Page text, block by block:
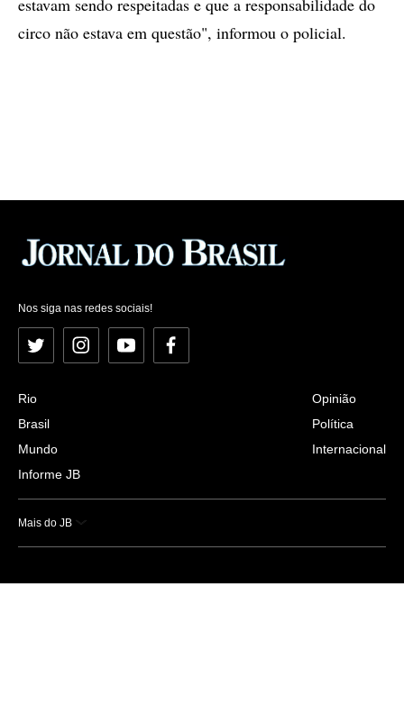
estavam sendo respeitadas e que a responsabilidade do
circo não estava em questão", informou o policial.
Nos siga nas redes sociais!
Twitter InstagramYouTubeFacebook
Rio
Brasil
Mundo
Informe JB
Opinião
Política
Internacional
Mais do JB
Esportes